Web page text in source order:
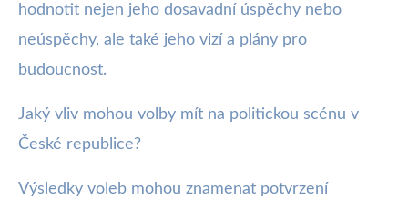
hodnotit nejen jeho dosavadní úspěchy nebo
neúspěchy, ale také jeho vizí a plány pro
budoucnost.
Jaký vliv mohou volby mít na politickou scénu v
České republice?
Výsledky voleb mohou znamenat potvrzení